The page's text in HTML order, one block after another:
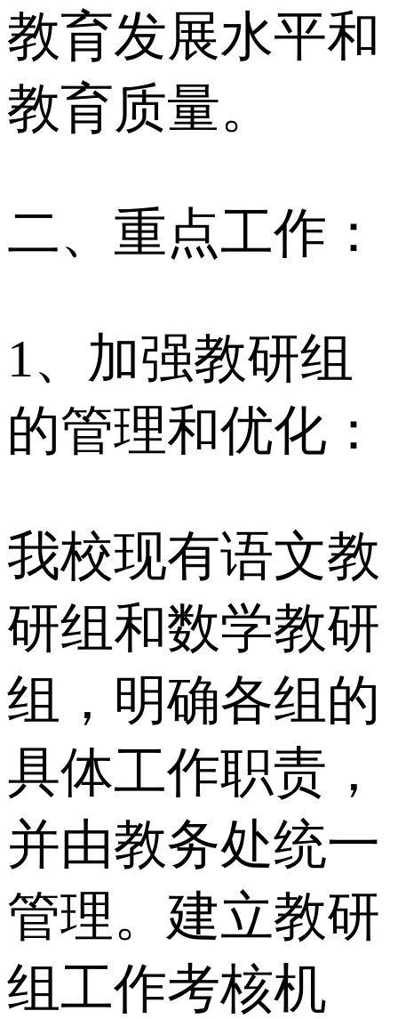
教育发展水平和
教育质量。
二、重点工作：
1、加强教研组
的管理和优化：
我校现有语文教
研组和数学教研
组，明确各组的
具体工作职责，
并由教务处统一
管理。建立教研
组工作考核机